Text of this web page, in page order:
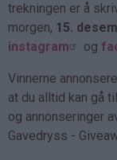
trekningen er å
morgen, 15.
instagram
og
Vinnerne
at du alltid kan gå
og annonseringer
Gavedryss -